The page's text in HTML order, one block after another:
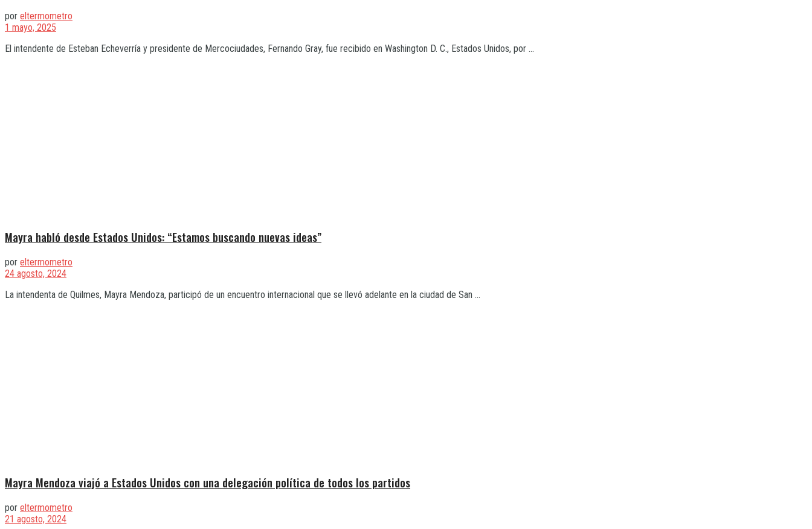
por eltermometro
1 mayo, 2025
El intendente de Esteban Echeverría y presidente de Mercociudades, Fernando Gray, fue recibido en Washington D. C., Estados Unidos, por ...
Mayra habló desde Estados Unidos: “Estamos buscando nuevas ideas”
por eltermometro
24 agosto, 2024
La intendenta de Quilmes, Mayra Mendoza, participó de un encuentro internacional que se llevó adelante en la ciudad de San ...
Mayra Mendoza viajó a Estados Unidos con una delegación política de todos los partidos
por eltermometro
21 agosto, 2024